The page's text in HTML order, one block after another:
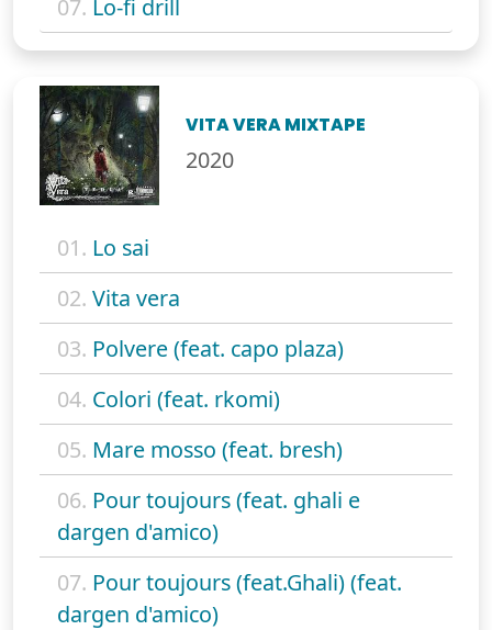
07. Lo-fi drill
VITA VERA MIXTAPE
2020
01. Lo sai
02. Vita vera
03. Polvere (feat. capo plaza)
04. Colori (feat. rkomi)
05. Mare mosso (feat. bresh)
06. Pour toujours (feat. ghali e
dargen d'amico)
07. Pour toujours (feat.Ghali) (feat.
dargen d'amico)